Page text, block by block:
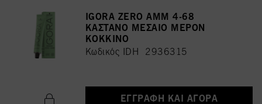
IGORA ZERO AMM 4-68
ΚΑΣΤΑΝΟ ΜΕΣΑΙΟ ΜΕΡΟΝ
ΚΟΚΚΙΝΟ
Κωδικός IDH 2936315
ΕΓΓΡΑΦΉ ΚΑΙ ΑΓΟΡΆ